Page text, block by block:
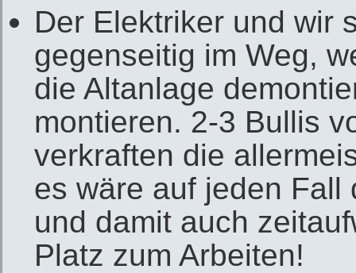
Der Elektriker und wir
gegenseitig im Weg,
die Altanlage
montieren. 2-3 Bullis
verkraften die
es wäre auf jeden
und damit auch
Platz zum Arbeiten!